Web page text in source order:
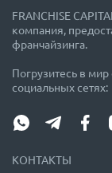
FRANCHISE
компания,
франчайзинга.
Погрузитесь в
социальных сетях:
КОНТАКТЫ